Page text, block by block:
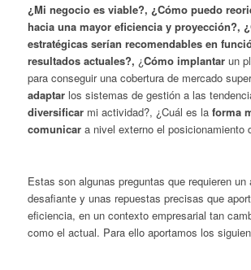
¿Mi negocio es viable?, ¿Cómo puedo
hacia una mayor eficiencia y proyección?,
estratégicas serían recomendables en
resultados actuales?, ¿Cómo implantar un
para conseguir una cobertura de mercado
adaptar los sistemas de gestión a las
diversificar mi actividad?, ¿Cuál es la forma
comunicara nivel externo el posicionamiento
Estas son algunas preguntas que requieren un
desafiante y unas repuestas precisas que
eficiencia, en un contexto empresarial tan
como el actual. Para ello aportamos los